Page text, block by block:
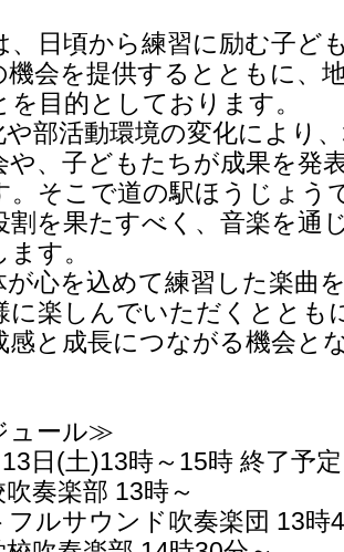
、日頃から練習に励む子ど
機会を提供するとともに、
目的としております。
部活動環境の変化により
や、子どもたちが成果を発
。そこで道の駅ほうじょう
割を果たすべく、音楽を通
す。
が心を込めて練習した楽曲
に楽しんでいただくととも
感と成長につながる機会と
ュール≫
13日(土)13時～15時 終了予定
吹奏楽部 13時～
フルサウンド吹奏楽団 13時